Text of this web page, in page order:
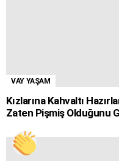
VAY YAŞAM
Kızlarına Kahvaltı
Zaten Pişmiş Olduğunu